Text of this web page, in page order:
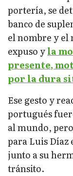
portería, se
banco de
el nombre y el
expuso yla
presente,
por la dura
Ese gesto y
portugués
al mundo,
para Luis Díaz
junto a su
tránsito.